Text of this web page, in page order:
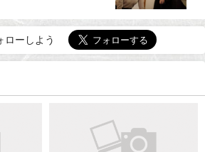
ローしよう